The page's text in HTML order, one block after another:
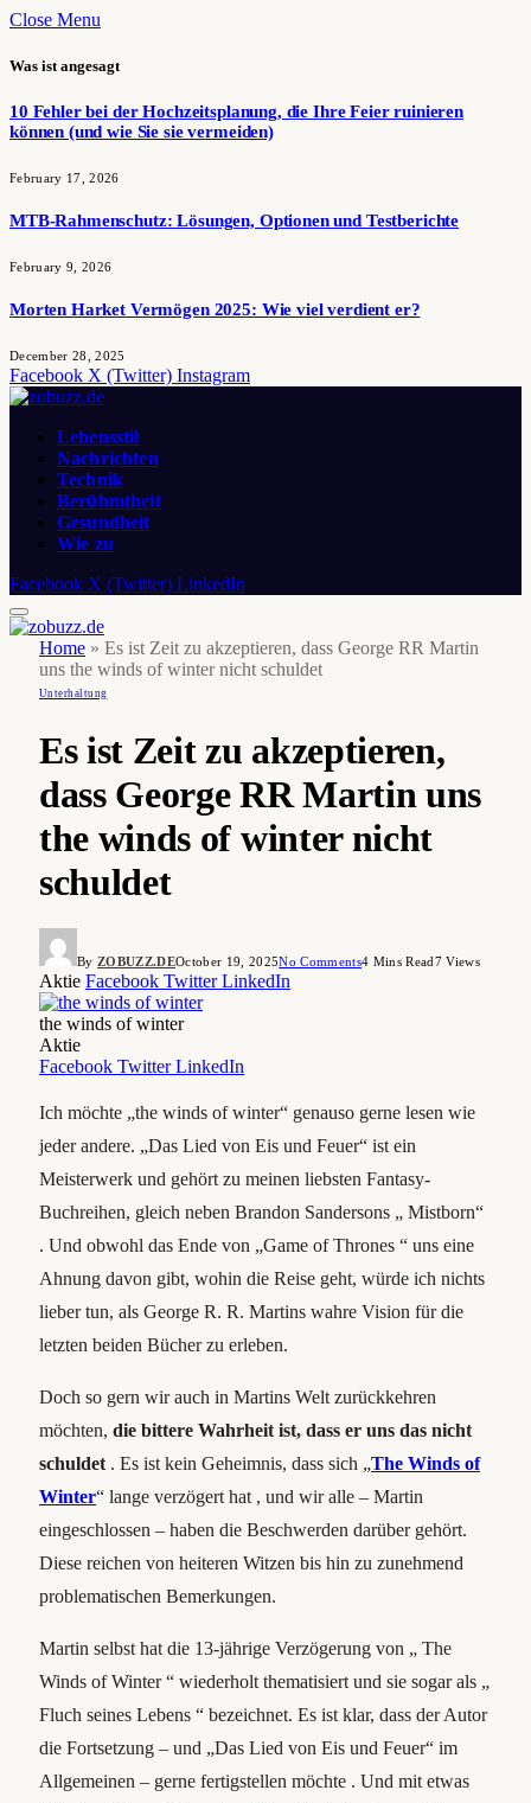
Close Menu
Was ist angesagt
10 Fehler bei der Hochzeitsplanung, die Ihre Feier ruinieren
können (und wie Sie sie vermeiden)
February 17, 2026
MTB-Rahmenschutz: Lösungen, Optionen und Testberichte
February 9, 2026
Morten Harket Vermögen 2025: Wie viel verdient er?
December 28, 2025
Facebook X (Twitter) Instagram
Lebensstil
Nachrichten
Technik
Berühmtheit
Gesundheit
Wie zu
Facebook X (Twitter) LinkedIn
Home » Es ist Zeit zu akzeptieren, dass George RR Martin
uns the winds of winter nicht schuldet
Unterhaltung
Es ist Zeit zu akzeptieren,
dass George RR Martin uns
the winds of winter nicht
schuldet
By ZOBUZZ.DEOctober 19, 2025No Comments4 Mins Read7Views
Aktie Facebook Twitter LinkedIn
the winds of winter
Aktie
Facebook Twitter LinkedIn
Ich möchte „the winds of winter“ genauso gerne lesen wie
jeder andere. „Das Lied von Eis und Feuer“ ist ein
Meisterwerk und gehört zu meinen liebsten Fantasy-
Buchreihen, gleich neben Brandon Sandersons „ Mistborn“
. Und obwohl das Ende von „Game of Thrones “ uns eine
Ahnung davon gibt, wohin die Reise geht, würde ich nichts
lieber tun, als George R. R. Martins wahre Vision für die
letzten beiden Bücher zu erleben.
Doch so gern wir auch in Martins Welt zurückkehren
möchten, die bittere Wahrheit ist, dass er uns das nicht
schuldet. Es ist kein Geheimnis, dass sich „The Winds of
Winter“ lange verzögert hat , und wir alle – Martin
eingeschlossen – haben die Beschwerden darüber gehört.
Diese reichen von heiteren Witzen bis hin zu zunehmend
problematischen Bemerkungen.
Martin selbst hat die 13-jährige Verzögerung von „ The
Winds of Winter “ wiederholt thematisiert und sie sogar als „
Fluch seines Lebens “ bezeichnet. Es ist klar, dass der Autor
die Fortsetzung – und „Das Lied von Eis und Feuer“ im
Allgemeinen – gerne fertigstellen möchte . Und mit etwas